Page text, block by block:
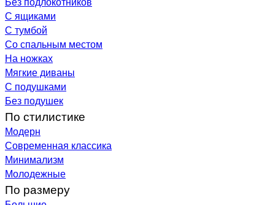
С ящиками
С тумбой
Со спальным местом
На ножках
Мягкие диваны
С подушками
Без подушек
По стилистике
Модерн
Современная классика
Минимализм
Молодежные
По размеру